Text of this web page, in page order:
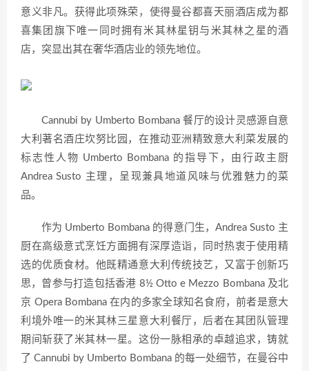
意义非凡。获得此项殊荣，使得曼谷都喜天丽酒店成为都
喜集团旗下唯一同时拥有米其林星钥与米其林之星的酒
店，突显出其在奢华酒店业的领先地位。
Cannubi by Umberto Bombana 餐厅的设计灵感源自意
大利著名酒庄坎努比园，在推动亚洲精致意大利菜发展的
标志性人物 Umberto Bombana 的指导下，由行政主厨
Andrea Susto 主理，呈现兼具地道风味与优雅魅力的菜
品。
作为 Umberto Bombana 的得意门生，Andrea Susto 主
厨在高级意式烹饪方面拥有深厚造诣，同时热衷于使用精
选的优质食材。他既精通意大利传统技艺，又富于创新巧
思，曾参与打造包括香港 8½ Otto e Mezzo Bombana 及北
京 Opera Bombana 在内的多家全球知名食府，前者是意大
利境外唯一的米其林三星意大利餐厅，后者在其团队管理
期间斩获了米其林一星。这份一脉相承的卓越追求，铸就
了 Cannubi by Umberto Bombana 的每一处细节，在曼谷中